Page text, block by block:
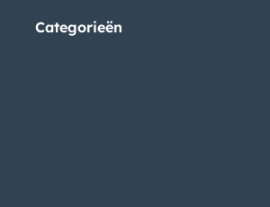
Categorieën